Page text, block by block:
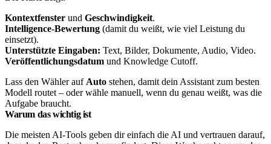
Kontextfenster und Geschwindigkeit.
Intelligence-Bewertung (damit du weißt, wie viel Leistung du
einsetzt).
Unterstützte Eingaben: Text, Bilder, Dokumente, Audio, Video.
Veröffentlichungsdatum und Knowledge Cutoff.
Lass den Wähler auf Auto stehen, damit dein Assistant zum besten
Modell routet – oder wähle manuell, wenn du genau weißt, was die
Aufgabe braucht.
Warum das wichtig ist
Die meisten AI-Tools geben dir einfach die AI und vertrauen darauf,